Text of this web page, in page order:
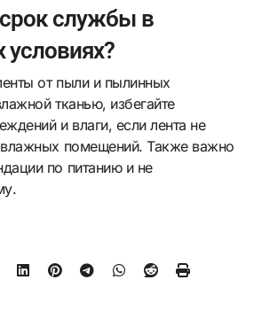
службы в
условиях?
от пыли и пылинных
тканью, избегайте
и влаги, если лента не
влажных помещений. Также важно
по питанию и не